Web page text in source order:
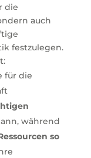
die
auch
festzulegen.
für die
während
so